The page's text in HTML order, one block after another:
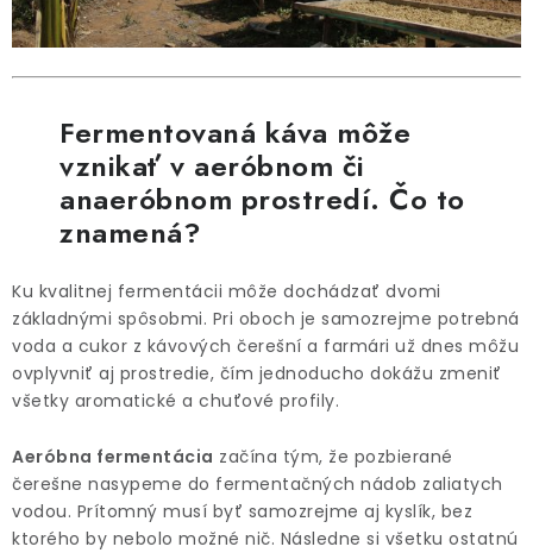
Fermentovaná káva môže
vznikať v aeróbnom či
anaeróbnom prostredí. Čo to
znamená?
Ku kvalitnej fermentácii môže dochádzať dvomi
základnými spôsobmi. Pri oboch je samozrejme potrebná
voda a cukor z kávových čerešní a farmári už dnes môžu
ovplyvniť aj prostredie, čím jednoducho dokážu zmeniť
všetky aromatické a chuťové profily.
Aeróbna fermentácia začína tým, že pozbierané
čerešne nasypeme do fermentačných nádob zaliatych
vodou. Prítomný musí byť samozrejme aj kyslík, bez
ktorého by nebolo možné nič. Následne si všetku ostatnú